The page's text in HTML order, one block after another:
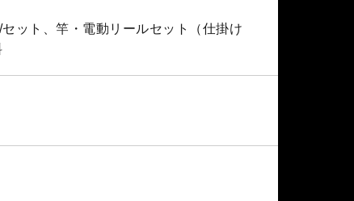
ット、竿・電動リールセット（仕掛け